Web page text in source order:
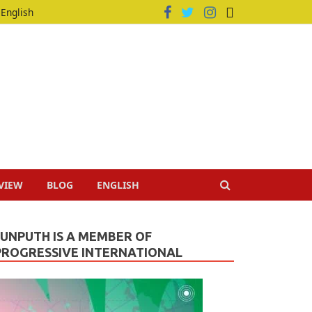
English
BLOG ENGLISH
IS A MEMBER OF
INTERNATIONAL